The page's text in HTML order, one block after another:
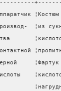
¦из
¦Фартук